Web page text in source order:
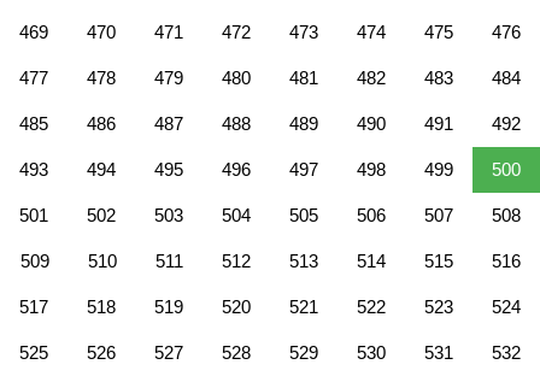
469 470 471 472 473 474 475 476
477 478 479 480 481 482 483 484
485 486 487 488 489 490 491 492
493 494 495 496 497 498 499 500
501 502 503 504 505 506 507 508
509 510 511 512 513 514 515 516
517 518 519 520 521 522 523 524
525 526 527 528 529 530 531 532